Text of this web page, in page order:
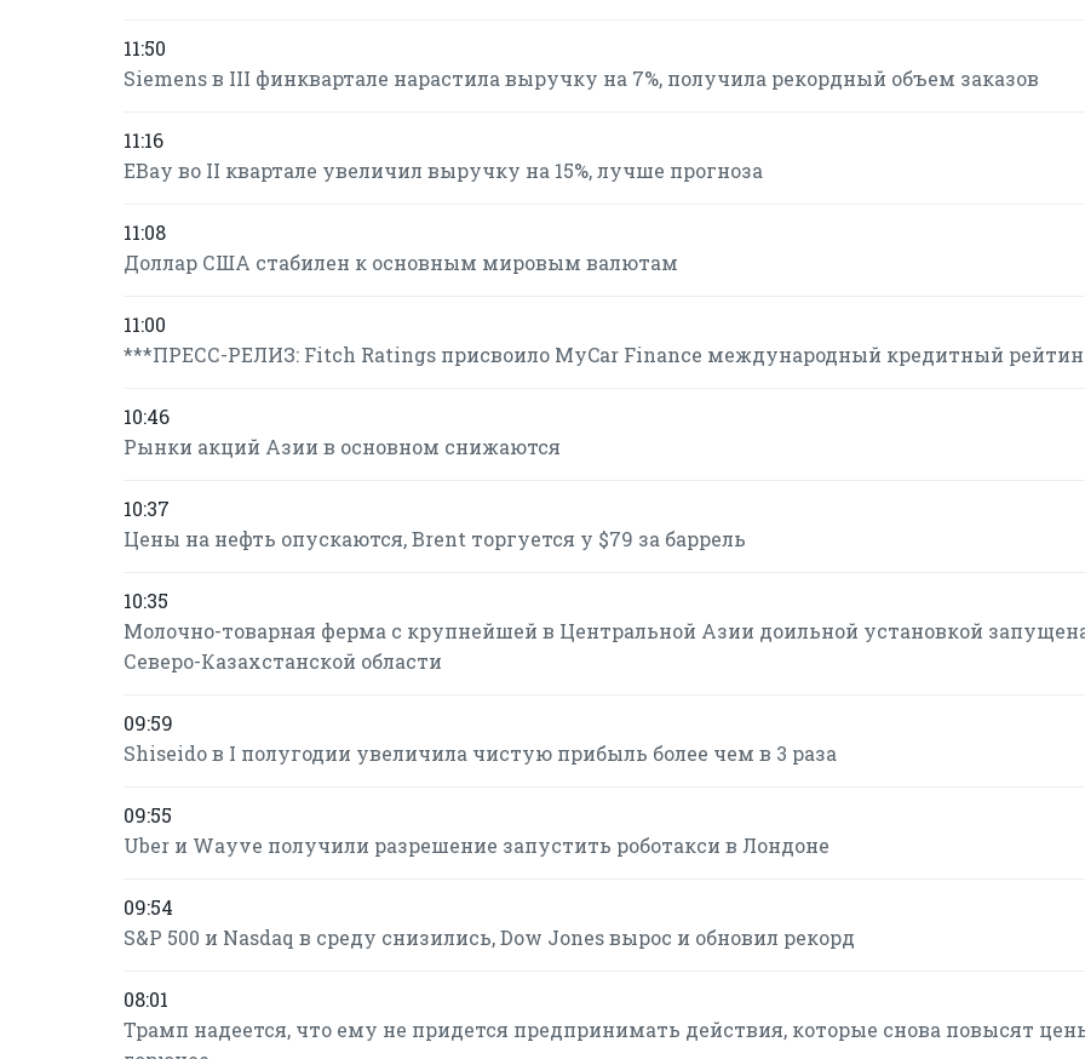
11:50
Siemens в III финквартале нарастила выручку на 7%, получила рекордный объем заказов
11:16
EBay во II квартале увеличил выручку на 15%, лучше прогноза
11:08
Доллар США стабилен к основным мировым валютам
11:00
***ПРЕСС-РЕЛИЗ: Fitch Ratings присвоило MyCar Finance международный кредитный
10:46
Рынки акций Азии в основном снижаются
10:37
Цены на нефть опускаются, Brent торгуется у $79 за баррель
10:35
Молочно-товарная ферма с крупнейшей в Центральной Азии доильной установкой
Северо-Казахстанской области
09:59
Shiseido в I полугодии увеличила чистую прибыль более чем в 3 раза
09:55
Uber и Wayve получили разрешение запустить роботакси в Лондоне
09:54
S&P 500 и Nasdaq в среду снизились, Dow Jones вырос и обновил рекорд
08:01
Трамп надеется, что ему не придется предпринимать действия, которые снова повысят